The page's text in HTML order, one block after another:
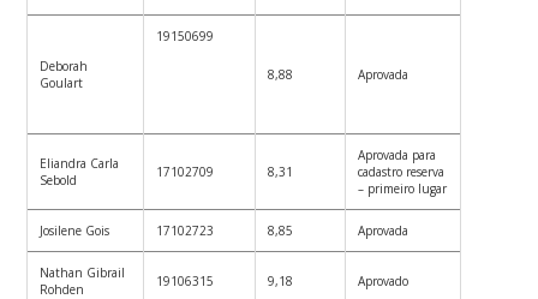
Deborah
Goulart
19150699
8,88 Aprovada
Eliandra Carla
Sebold
17102709 8,31
Aprovada para
cadastro reserva
– primeiro lugar
Josilene Gois 17102723 8,85 Aprovada
Nathan Gibrail
Rohden
19106315 9,18 Aprovado